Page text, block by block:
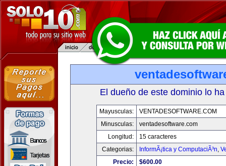
El dueño de este dominio lo
Mayusculas:
VENTADESOFTWARE.COM
Minusculas:
ventadesoftware.com
Longitud:
15 caracteres
Categorias:
InformÃ¡tica y ComputaciÃ³n,
Precio:
$600.00